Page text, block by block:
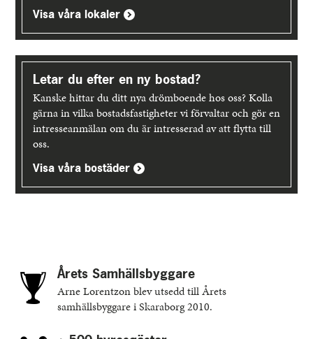
Visa våra lokaler
Letar du efter en ny bostad?
Kanske hittar du ditt nya drömboende hos oss? Kolla
gärna in vilka bostadsfastigheter vi förvaltar och gör en
intresseanmälan om du är intresserad av att flytta till
oss.
Visa våra bostäder
Årets Samhällsbyggare
Arne Lorentzon blev utsedd till Årets
samhällsbyggare i Skaraborg 2010.